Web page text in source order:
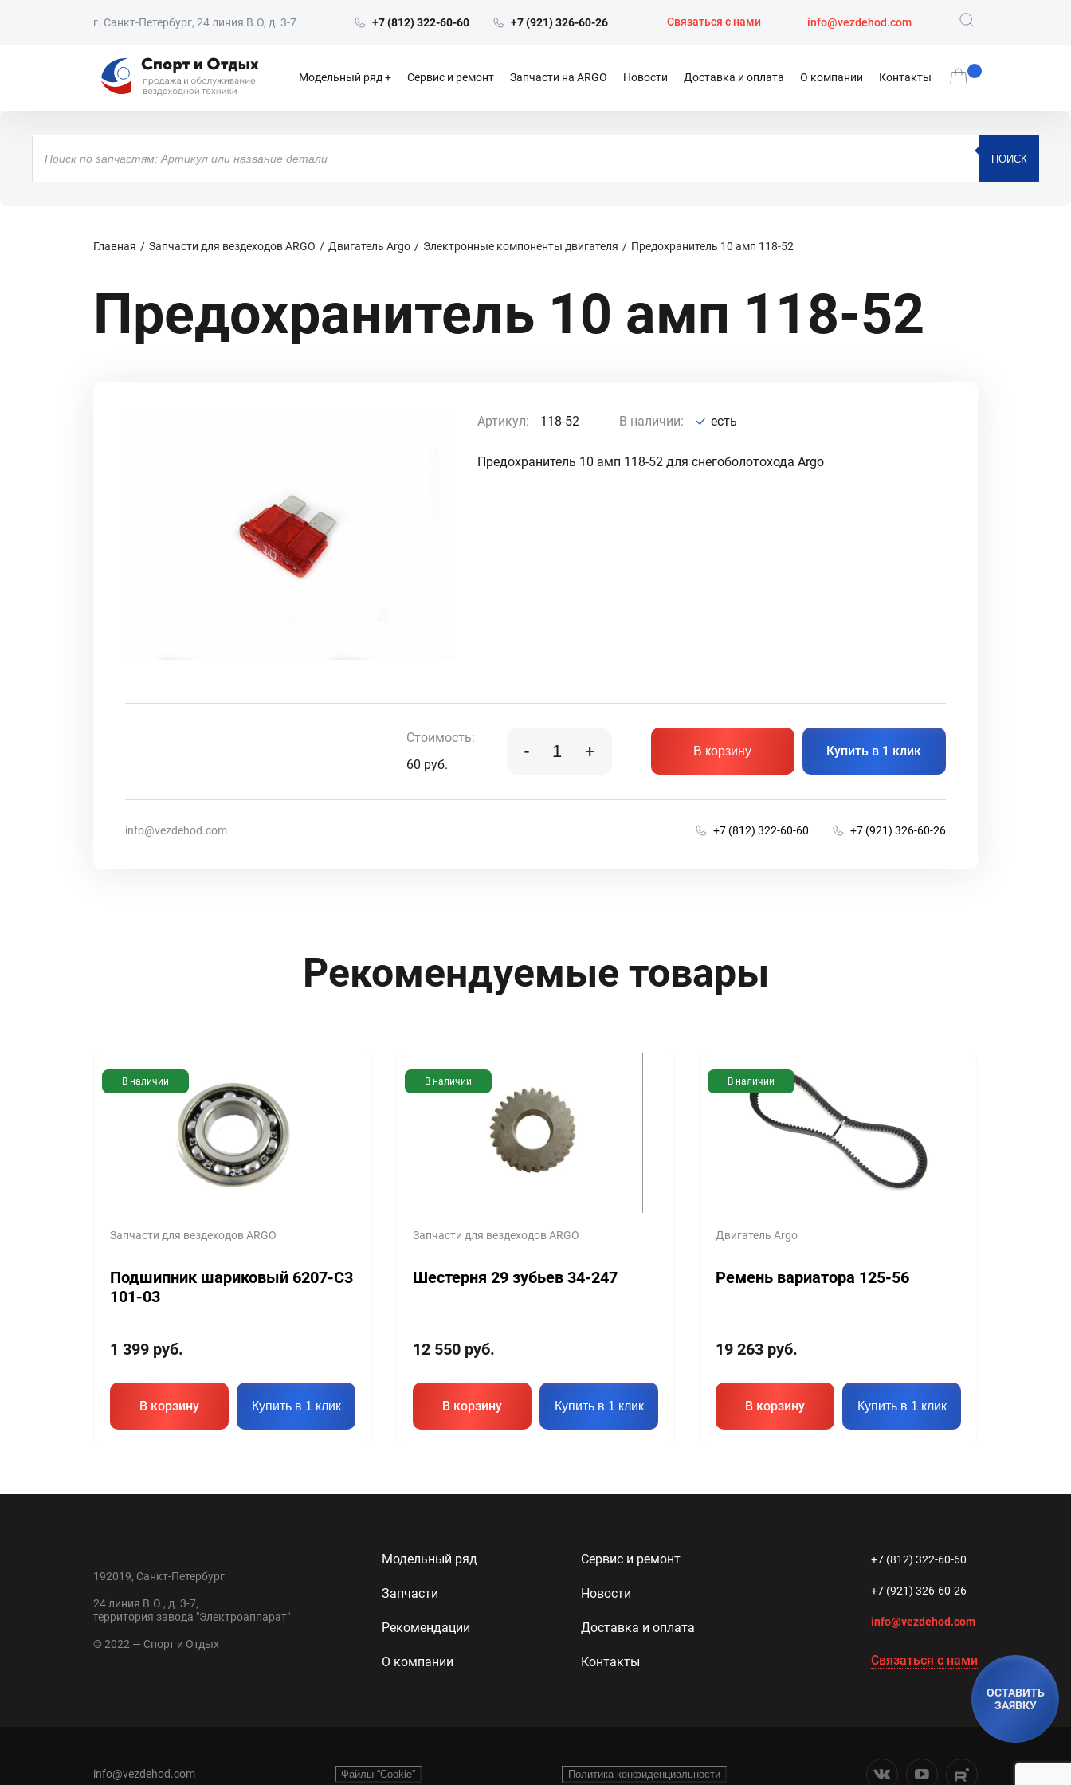
ОСТАВИТЬ
ЗАЯВКУ
г. Санкт-Петербург, 24 линия В.О, д. 3-7 +7 (812) 322-60-60 +7 (921) 326-60-26 Связаться с нами info@vezdehod.com
Модельный ряд Сервис и ремонт Запчасти на ARGO Новости Доставка и оплата О компании Контакты
Поиск
товаров
ПОИСК
Главная Запчасти для вездеходов ARGO Двигатель Argo Электронные компоненты двигателя Предохранитель 10 амп 118-52
Предохранитель 10 амп 118-52
Артикул: 118-52 В наличии: есть
Предохранитель 10 амп 118-52 для снегоболотохода Argo
Стоимость:
60 руб.
- + В корзину Купить в 1 клик
info@vezdehod.com +7 (812) 322-60-60 +7 (921) 326-60-26
Рекомендуемые товары
В наличии
Запчасти для вездеходов ARGO
Подшипник шариковый 6207-C3
101-03
1 399 руб.
В корзину Купить в 1 клик
В наличии
Запчасти для вездеходов ARGO
Шестерня 29 зубьев 34-247
12 550 руб.
В корзину Купить в 1 клик
В наличии
Двигатель Argo
Ремень вариатора 125-56
19 263 руб.
В корзину Купить в 1 клик
Модельный ряд Сервис и ремонт
Запчасти Новости
Рекомендации Доставка и оплата
О компании Контакты
+7 (812) 322-60-60
+7 (921) 326-60-26
info@vezdehod.com
Связаться с нами
192019, Санкт-Петербург
24 линия В.О., д. 3-7,
территория завода "Электроаппарат"
© 2022 — Спорт и Отдых
info@vezdehod.com Файлы “Cookie” Политика конфиденциальности